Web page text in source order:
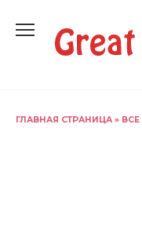
содержанию
ГЛАВНАЯ СТРАНИЦА »